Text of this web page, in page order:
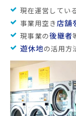
現在運営している
事業用空き 店舗
現事業の後継者
遊休地の活用方